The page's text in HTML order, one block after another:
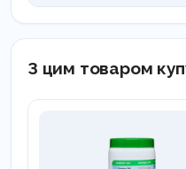
Має приємний
Сфера застосування:
З цим товаром